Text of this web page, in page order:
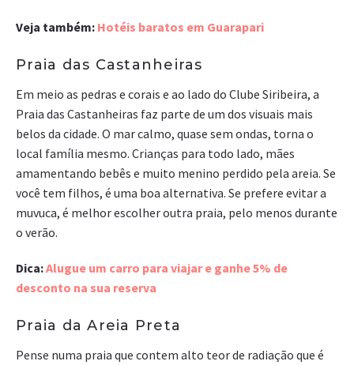
Veja também: Hotéis baratos em Guarapari
Praia das Castanheiras
Em meio as pedras e corais e ao lado do Clube Siribeira, a
Praia das Castanheiras faz parte de um dos visuais mais
belos da cidade. O mar calmo, quase sem ondas, torna o
local família mesmo. Crianças para todo lado, mães
amamentando bebês e muito menino perdido pela areia. Se
você tem filhos, é uma boa alternativa. Se prefere evitar a
muvuca, é melhor escolher outra praia, pelo menos durante
o verão.
Dica:Alugue um carro para viajar e ganhe 5% de
desconto na sua reserva
Praia da Areia Preta
Pense numa praia que contem alto teor de radiação que é